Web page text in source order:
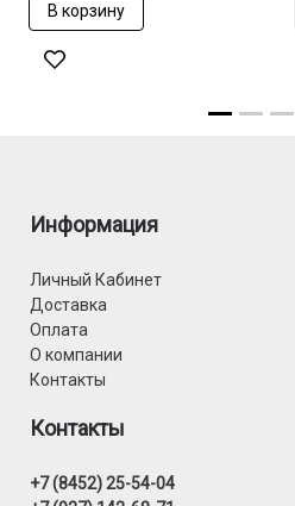
В корзину
Информация
Личный Кабинет
Доставка
Оплата
О компании
Контакты
Контакты
+7 (8452) 25-54-04